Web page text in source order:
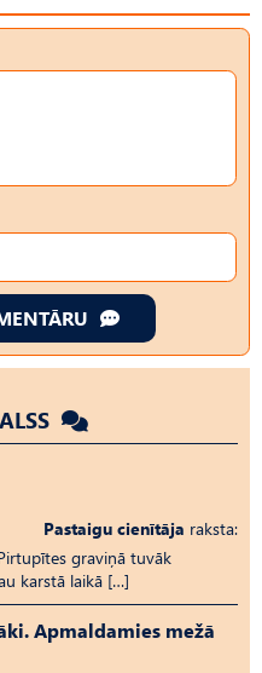
Pastaigu cienītāja raksta:
graviņā tuvāk
karstā laikā […]
Apmaldamies mežā